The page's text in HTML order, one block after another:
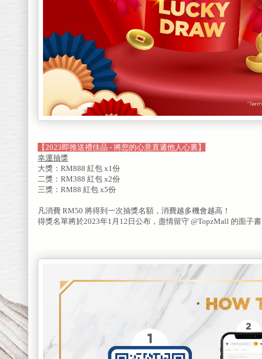
【2023即推送禮佳品 - 將您的心意直遞他人心裏】
幸運抽獎
大獎：RM888 紅包 x1份
二獎：RM388 紅包 x2份
三獎：RM88 紅包 x5份
凡消費 RM50 將得到一次抽獎名額，消費越多機會越高！
得獎名單將於2023年1月12日公布，盡情留守 @TopzMall 的面子書